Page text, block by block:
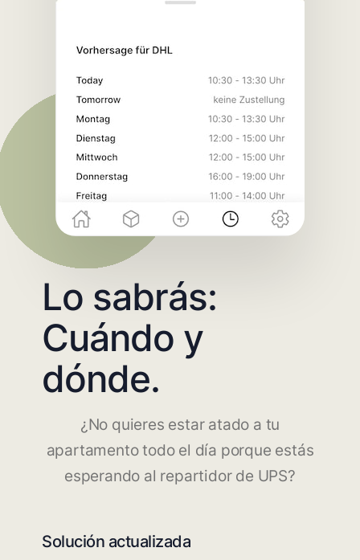
Lo sabrás:
Cuándo y
dónde.
¿No quieres estar atado a tu
apartamento todo el día porque estás
esperando al repartidor de UPS?
Solución actualizada